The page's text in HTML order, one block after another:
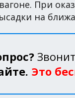
При
на
Это